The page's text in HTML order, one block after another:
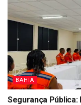
BAHIA
Segurança